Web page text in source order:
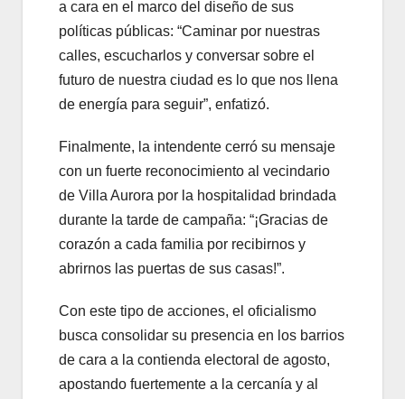
a cara en el marco del diseño de sus
políticas públicas: “Caminar por nuestras
calles, escucharlos y conversar sobre el
futuro de nuestra ciudad es lo que nos llena
de energía para seguir”, enfatizó.
Finalmente, la intendente cerró su mensaje
con un fuerte reconocimiento al vecindario
de Villa Aurora por la hospitalidad brindada
durante la tarde de campaña: “¡Gracias de
corazón a cada familia por recibirnos y
abrirnos las puertas de sus casas!”.
Con este tipo de acciones, el oficialismo
busca consolidar su presencia en los barrios
de cara a la contienda electoral de agosto,
apostando fuertemente a la cercanía y al